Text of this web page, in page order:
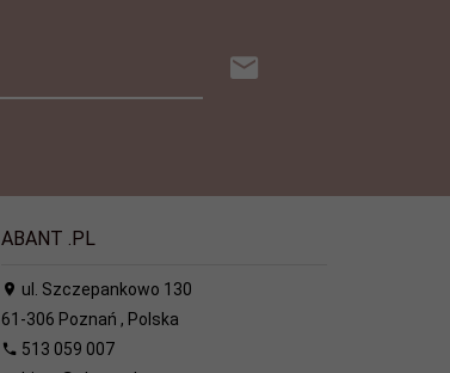
ABANT .PL
ul. Szczepankowo 130
61-306 Poznań , Polska
513 059 007